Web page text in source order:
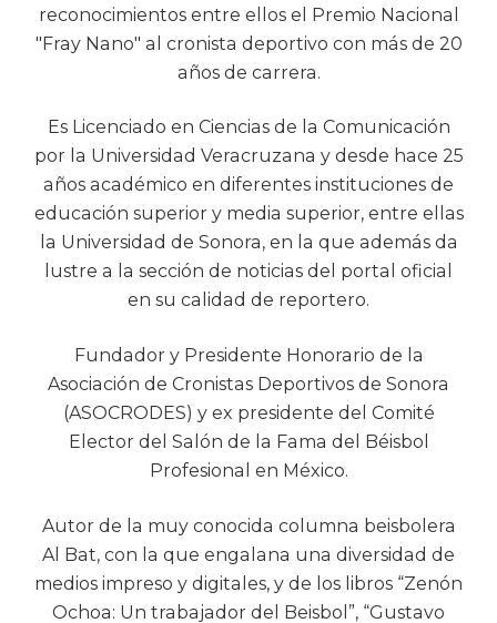
reconocimientos entre ellos el Premio Nacional
"Fray Nano" al cronista deportivo con más de 20
años de carrera.
Es Licenciado en Ciencias de la Comunicación
por la Universidad Veracruzana y desde hace 25
años académico en diferentes instituciones de
educación superior y media superior, entre ellas
la Universidad de Sonora, en la que además da
lustre a la sección de noticias del portal oficial
en su calidad de reportero.
Fundador y Presidente Honorario de la
Asociación de Cronistas Deportivos de Sonora
(ASOCRODES) y ex presidente del Comité
Elector del Salón de la Fama del Béisbol
Profesional en México.
Autor de la muy conocida columna beisbolera
Al Bat, con la que engalana una diversidad de
medios impreso y digitales, y de los libros “Zenón
Ochoa: Un trabajador del Beisbol”, “Gustavo